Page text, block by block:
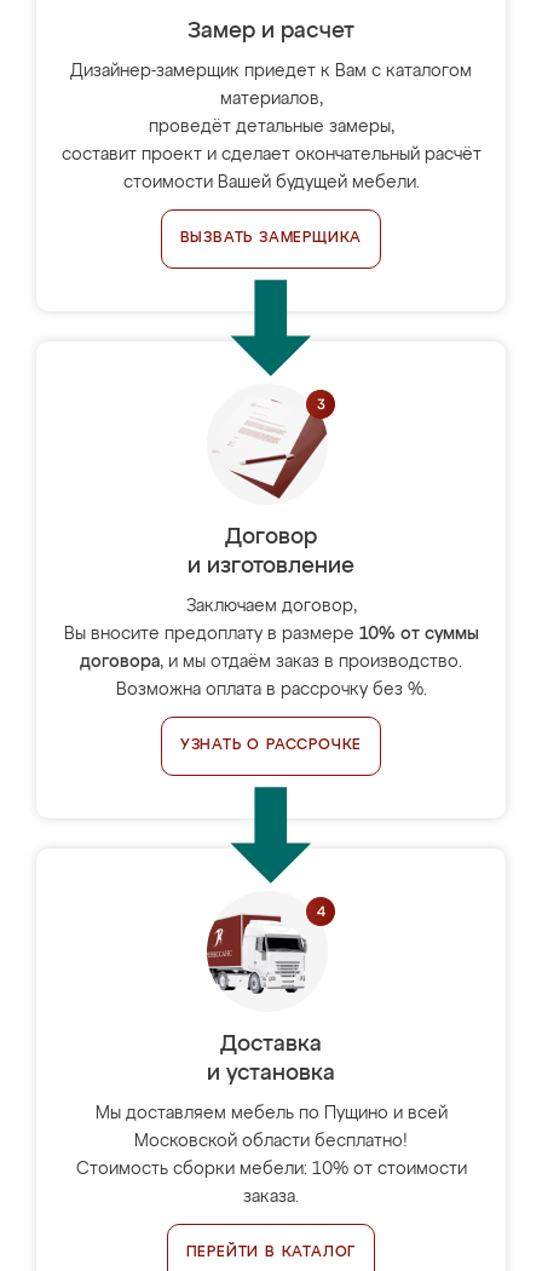
Замер и расчет
Дизайнер-замерщик приедет к Вам с каталогом
материалов,
проведёт детальные замеры,
составит проект и сделает окончательный расчёт
стоимости Вашей будущей мебели.
ВЫЗВАТЬ ЗАМЕРЩИКА
Договор
и изготовление
Заключаем договор,
Вы вносите предоплату в размере 10% от суммы
договора, и мы отдаём заказ в производство.
Возможна оплата в рассрочку без %.
УЗНАТЬ О РАССРОЧКЕ
Доставка
и установка
Мы доставляем мебель по Пущино и всей
Московской области бесплатно!
Стоимость сборки мебели: 10% от стоимости
заказа.
ПЕРЕЙТИ В КАТАЛОГ